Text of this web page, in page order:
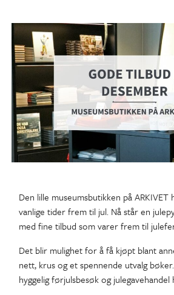
Den lille museumsbutikken på
vanlige tider frem til jul. Nå står en
med fine tilbud som varer frem til
Det blir mulighet for å få kjøpt blant
nett, krus og et spennende utvalg
hyggelig førjulsbesøk og julegavehandel